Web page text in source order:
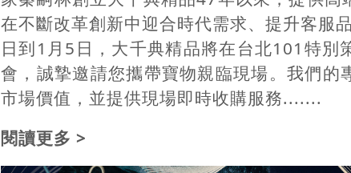
在不斷改革創新中迎合時代需求、提升客服
日到1月5日，大千典精品將在台北101特別
會，誠摯邀請您攜帶寶物親臨現場。我們
市場價值，並提供現場即時收購服務.......
閱讀更多 >